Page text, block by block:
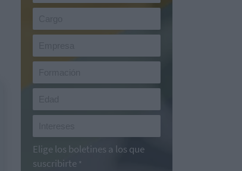
Elige los boletines a los que
suscribirte *